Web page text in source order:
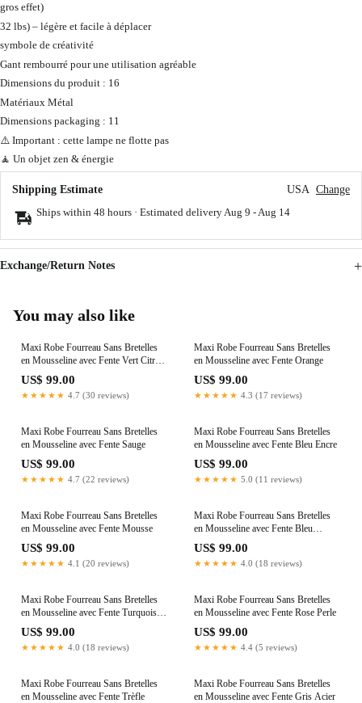
gros effet)
32 lbs) – légère et facile à déplacer
symbole de créativité
Gant rembourré pour une utilisation agréable
Dimensions du produit : 16
Matériaux Métal
Dimensions packaging : 11
⚠️ Important : cette lampe ne flotte pas
🧘 Un objet zen & énergie
Shipping Estimate USA Change
Ships within 48 hours · Estimated delivery Aug 9 - Aug 14
Exchange/Return Notes
You may also like
Maxi Robe Fourreau Sans Bretelles
en Mousseline avec Fente Vert Citron
Grande Taille
US$ 99.00
★★★★★ 4.7 (30 reviews)
Maxi Robe Fourreau Sans Bretelles
en Mousseline avec Fente Orange
US$ 99.00
★★★★★ 4.3 (17 reviews)
Maxi Robe Fourreau Sans Bretelles
en Mousseline avec Fente Sauge
US$ 99.00
★★★★★ 4.7 (22 reviews)
Maxi Robe Fourreau Sans Bretelles
en Mousseline avec Fente Bleu Encre
US$ 99.00
★★★★★ 5.0 (11 reviews)
Maxi Robe Fourreau Sans Bretelles
en Mousseline avec Fente Mousse
US$ 99.00
★★★★★ 4.1 (20 reviews)
Maxi Robe Fourreau Sans Bretelles
en Mousseline avec Fente Bleu
Marine Grande Taille
US$ 99.00
★★★★★ 4.0 (18 reviews)
Maxi Robe Fourreau Sans Bretelles
en Mousseline avec Fente Turquoise
Grande Taille
US$ 99.00
★★★★★ 4.0 (18 reviews)
Maxi Robe Fourreau Sans Bretelles
en Mousseline avec Fente Rose Perle
US$ 99.00
★★★★★ 4.4 (5 reviews)
Maxi Robe Fourreau Sans Bretelles
en Mousseline avec Fente Trèfle
Maxi Robe Fourreau Sans Bretelles
en Mousseline avec Fente Gris Acier